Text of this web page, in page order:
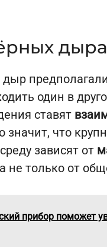
один в
ставят
значит, что
зависят от
не только от
прибор поможет